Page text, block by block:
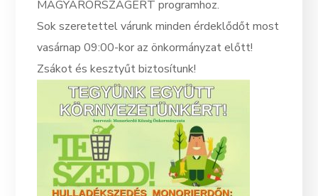
MAGYARORSZÁGÉRT programhoz.
Sok szeretettel várunk minden érdeklődőt most
vasárnap 09:00-kor az önkormányzat előtt!
Zsákot és kesztyűt biztosítunk!